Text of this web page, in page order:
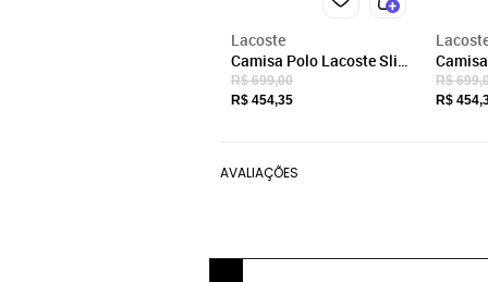
Lacoste
Camisa Polo Lacoste Slim
Fit Masculina Em Petit
Piquet Stretch Cinza
R$ 699,00
R$ 454,35
Fit
Rosa
R$
R$
AVALIAÇÕES